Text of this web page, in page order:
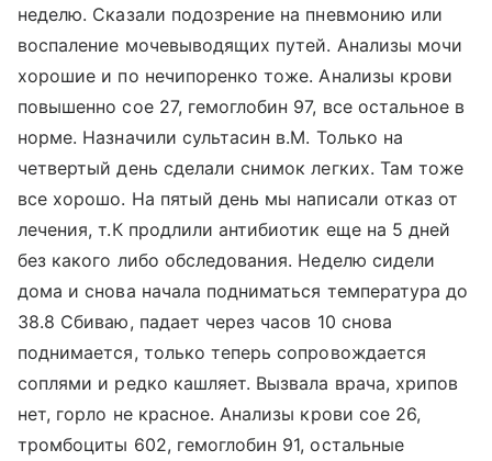
неделю. Сказали подозрение на пневмонию или
воспаление мочевыводящих путей. Анализы мочи
хорошие и по нечипоренко тоже. Анализы крови
повышенно сое 27, гемоглобин 97, все остальное в
норме. Назначили сультасин в.М. Только на
четвертый день сделали снимок легких. Там тоже
все хорошо. На пятый день мы написали отказ от
лечения, т.К продлили антибиотик еще на 5 дней
без какого либо обследования. Неделю сидели
дома и снова начала подниматься температура до
38.8 Сбиваю, падает через часов 10 снова
поднимается, только теперь сопровождается
соплями и редко кашляет. Вызвала врача, хрипов
нет, горло не красное. Анализы крови сое 26,
тромбоциты 602, гемоглобин 91, остальные